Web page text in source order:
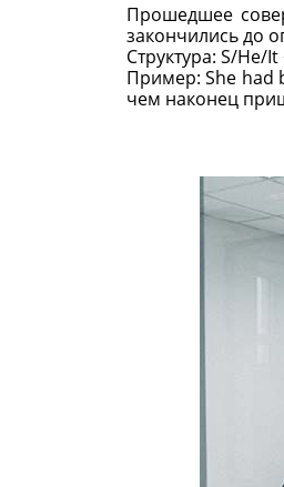
Прошедшее
закончились до
Структура: S/He/
Пример: She had
чем наконец